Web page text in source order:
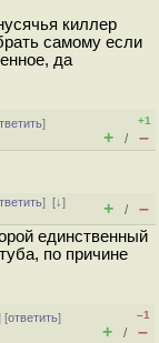
киллер
самому если
да
]
+1
+ / –
][↓]
+ / –
единственный
по причине
[ответить]
–1
+ / –